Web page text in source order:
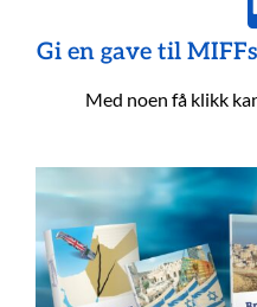
Gi en gave til
Med noen få klikk